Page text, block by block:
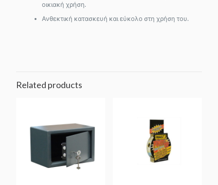
οικιακή χρήση.
Ανθεκτική κατασκευή και εύκολο στη χρήση του.
Related products